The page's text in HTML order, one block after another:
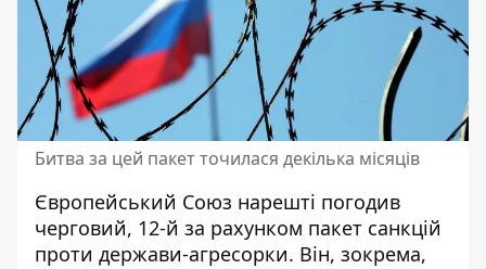
Битва за цей пакет точилася декілька місяців
Європейський Союз нарешті погодив
черговий, 12-й за рахунком пакет санкцій
проти держави-агресорки. Він, зокрема,